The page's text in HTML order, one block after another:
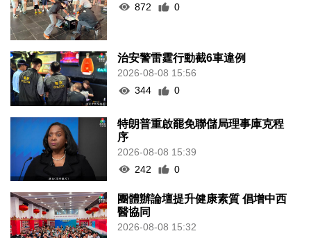
872
0
治安警雷霆行動截6車違例
2026-08-08 15:56
344
0
特朗普重啟罷免聯儲局理事庫克程
序
2026-08-08 15:39
242
0
團體辦論壇提升健康素質 倡增中西
醫協同
2026-08-08 15:32